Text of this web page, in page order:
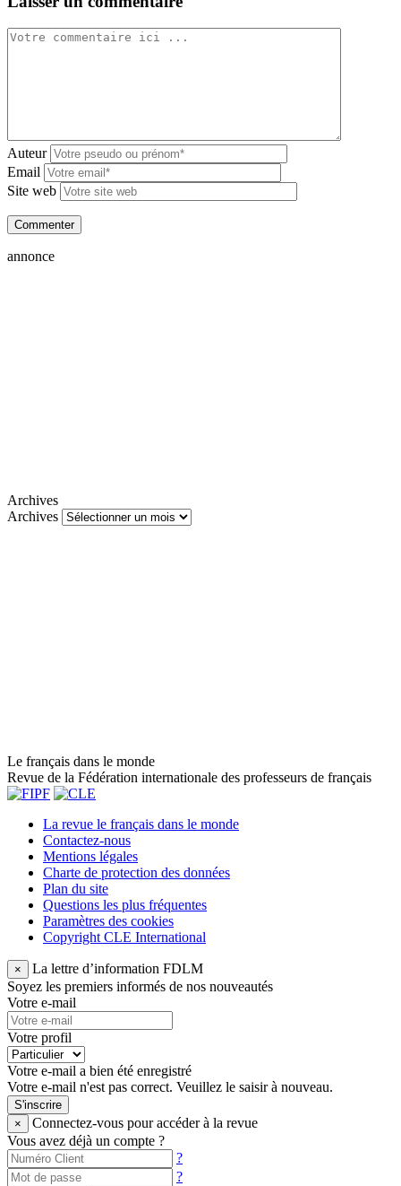
Auteur
Email
Site web
annonce
Archives
Archives
Le français dans le monde
Revue de la Fédération internationale des professeurs de français
La revue le français dans le monde
Contactez-nous
Mentions légales
Charte de protection des données
Plan du site
Questions les plus fréquentes
Paramètres des cookies
Copyright CLE International
×
La lettre d’information FDLM
Soyez les premiers informés de nos nouveautés
Votre e-mail
Votre profil
Votre e-mail a bien été enregistré
Votre e-mail n'est pas correct. Veuillez le saisir à nouveau.
S'inscrire
×
Connectez-vous pour accéder à la revue
Vous avez déjà un compte ?
?
?